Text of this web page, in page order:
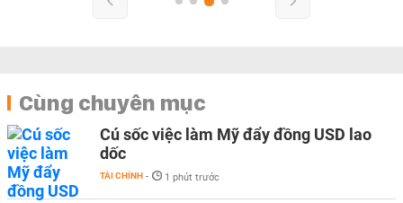
Cùng chuyên mục
Cú sốc việc làm Mỹ đẩy đồng USD lao
dốc
TÀI CHÍNH - 1 phút trước